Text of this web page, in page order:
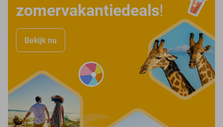
zomervakantiedeals!
Bekijk nu